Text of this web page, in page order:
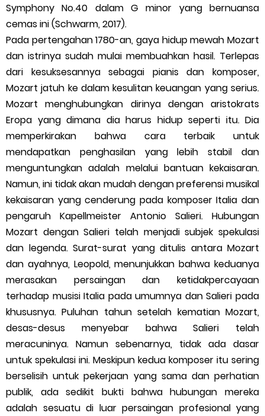
Symphony No.40 dalam G minor yang bernuansa
cemas ini (Schwarm, 2017).
Pada pertengahan 1780-an, gaya hidup mewah Mozart
dan istrinya sudah mulai membuahkan hasil. Terlepas
dari kesuksesannya sebagai pianis dan komposer,
Mozart jatuh ke dalam kesulitan keuangan yang serius.
Mozart menghubungkan dirinya dengan aristokrats
Eropa yang dimana dia harus hidup seperti itu. Dia
memperkirakan bahwa cara terbaik untuk
mendapatkan penghasilan yang lebih stabil dan
menguntungkan adalah melalui bantuan kekaisaran.
Namun, ini tidak akan mudah dengan preferensi musikal
kekaisaran yang cenderung pada komposer Italia dan
pengaruh Kapellmeister Antonio Salieri. Hubungan
Mozart dengan Salieri telah menjadi subjek spekulasi
dan legenda. Surat-surat yang ditulis antara Mozart
dan ayahnya, Leopold, menunjukkan bahwa keduanya
merasakan persaingan dan ketidakpercayaan
terhadap musisi Italia pada umumnya dan Salieri pada
khususnya. Puluhan tahun setelah kematian Mozart,
desas-desus menyebar bahwa Salieri telah
meracuninya. Namun sebenarnya, tidak ada dasar
untuk spekulasi ini. Meskipun kedua komposer itu sering
berselisih untuk pekerjaan yang sama dan perhatian
publik, ada sedikit bukti bahwa hubungan mereka
adalah sesuatu di luar persaingan profesional yang